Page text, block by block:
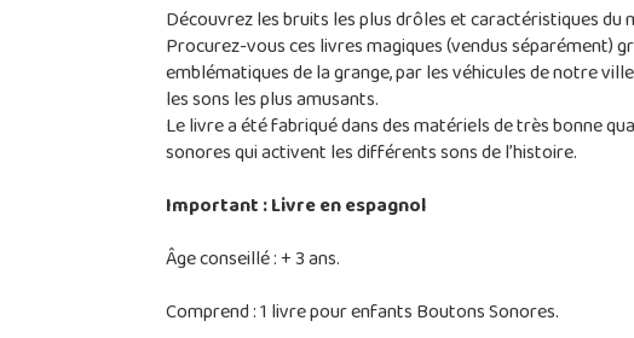
Découvrez les bruits les plus drôles et caractéristiques du
Procurez-vous ces livres magiques (vendus séparément)
emblématiques de la grange, par les véhicules de notre
les sons les plus amusants.
Le livre a été fabriqué dans des matériels de très bonne
sonores qui activent les différents sons de l’histoire.
Important : Livre en espagnol
Âge conseillé : + 3 ans.
Comprend : 1 livre pour enfants Boutons Sonores.